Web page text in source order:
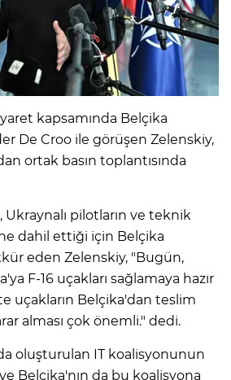
kapsamında Belçika
De Croo ile görüşen Zelenskiy,
ortak basın toplantısında
Ukraynalı pilotların ve teknik
dahil ettiği için Belçika
eden Zelenskiy, "Bugün,
F-16 uçakları sağlamaya hazır
uçakların Belçika'dan teslim
alması çok önemli." dedi.
oluşturulan IT koalisyonunun
Belçika'nın da bu koalisyona